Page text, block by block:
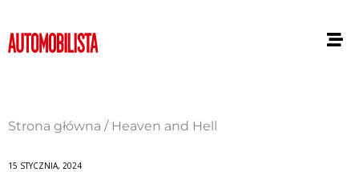
Strona główna / Heaven and Hell
15 STYCZNIA, 2024